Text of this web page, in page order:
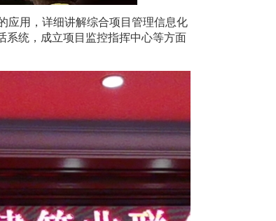
应用，详细讲解综合项目管理信息化
系统，成立项目监控指挥中心等方面